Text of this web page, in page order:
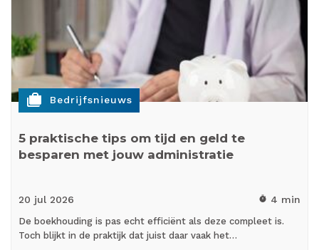
cases Bedrijfsnieuws
5 praktische tips om tijd en geld te
besparen met jouw administratie
20 jul 2026 timer 4 min
De boekhouding is pas echt efficiënt als deze compleet is.
Toch blijkt in de praktijk dat juist daar vaak het…